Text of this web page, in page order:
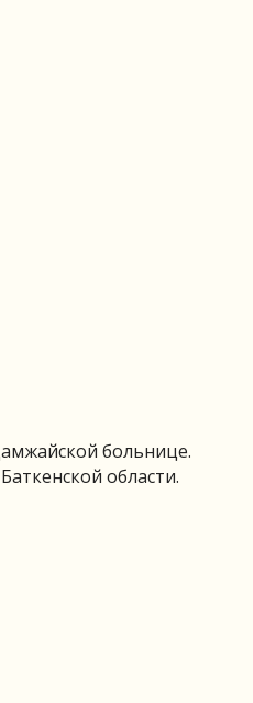
больнице.
области.